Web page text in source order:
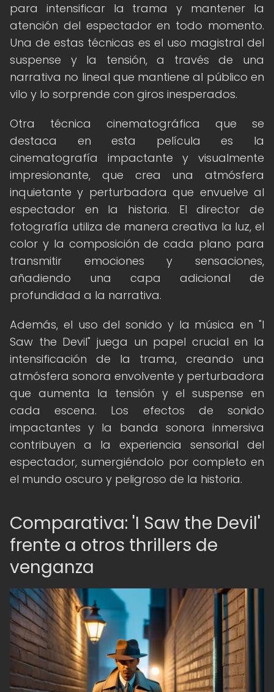
para intensificar la trama y mantener la
atención del espectador en todo momento.
Una de estas técnicas es el uso magistral del
suspense y la tensión, a través de una
narrativa no lineal que mantiene al público en
vilo y lo sorprende con giros inesperados.
Otra técnica cinematográfica que se
destaca en esta película es la
cinematografía impactante y visualmente
impresionante, que crea una atmósfera
inquietante y perturbadora que envuelve al
espectador en la historia. El director de
fotografía utiliza de manera creativa la luz, el
color y la composición de cada plano para
transmitir emociones y sensaciones,
añadiendo una capa adicional de
profundidad a la narrativa.
Además, el uso del sonido y la música en "I
Saw the Devil" juega un papel crucial en la
intensificación de la trama, creando una
atmósfera sonora envolvente y perturbadora
que aumenta la tensión y el suspense en
cada escena. Los efectos de sonido
impactantes y la banda sonora inmersiva
contribuyen a la experiencia sensorial del
espectador, sumergiéndolo por completo en
el mundo oscuro y peligroso de la historia.
Comparativa: 'I Saw the Devil'
frente a otros thrillers de
venganza